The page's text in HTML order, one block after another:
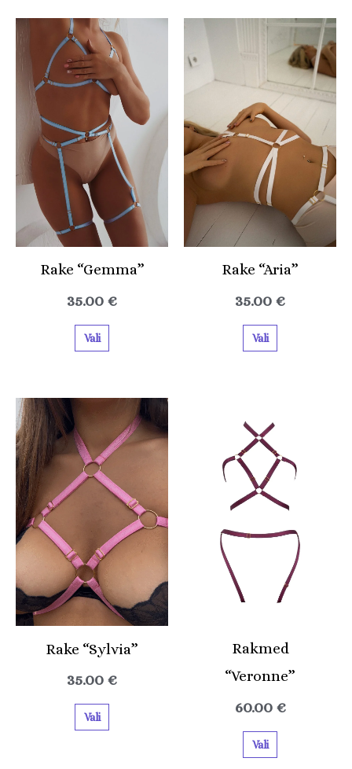
Rake “Gemma”
35.00 €
Vali
Sellel
tootel
on
mitu
varianti.
Valikuid
saab
teha
tootelehel.
Rake “Aria”
35.00 €
Vali
Sellel
tootel
on
mitu
Valikuid
saab
tootelehel.
Rake “Sylvia”
35.00 €
Vali
tootel
on
varianti.
Valikuid
saab
teha
Rakmed
“Veronne”
60.00 €
Vali
mitu
Valikuid
saab
teha
tootelehel.